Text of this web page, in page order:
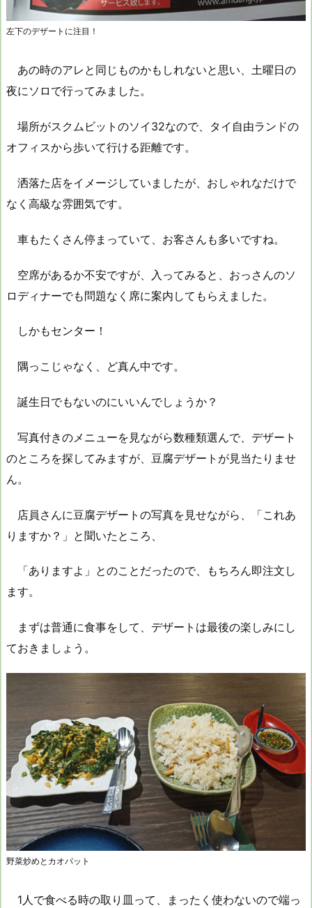
左下のデザートに注目！
あの時のアレと同じものかもしれないと思い、土曜日の
夜にソロで行ってみました。
場所がスクムビットのソイ32なので、タイ自由ランドの
オフィスから歩いて行ける距離です。
洒落た店をイメージしていましたが、おしゃれなだけで
なく高級な雰囲気です。
車もたくさん停まっていて、お客さんも多いですね。
空席があるか不安ですが、入ってみると、おっさんのソ
ロディナーでも問題なく席に案内してもらえました。
しかもセンター！
隅っこじゃなく、ど真ん中です。
誕生日でもないのにいいんでしょうか？
写真付きのメニューを見ながら数種類選んで、デザート
のところを探してみますが、豆腐デザートが見当たりませ
ん。
店員さんに豆腐デザートの写真を見せながら、「これあ
りますか？」と聞いたところ、
「ありますよ」とのことだったので、もちろん即注文し
ます。
まずは普通に食事をして、デザートは最後の楽しみにし
ておきましょう。
野菜炒めとカオパット
1人で食べる時の取り皿って、まったく使わないので端っ